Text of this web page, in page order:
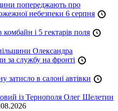
попереджають про
небезпеки 6 серпня
і 5 гектарів поля
Олександра
за службу на фронті
в салоні автівки
із Тернополя Олег Шелетин